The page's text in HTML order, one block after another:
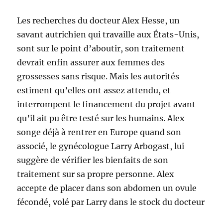
Les recherches du docteur Alex Hesse, un
savant autrichien qui travaille aux États-Unis,
sont sur le point d’aboutir, son traitement
devrait enfin assurer aux femmes des
grossesses sans risque. Mais les autorités
estiment qu’elles ont assez attendu, et
interrompent le financement du projet avant
qu’il ait pu être testé sur les humains. Alex
songe déjà à rentrer en Europe quand son
associé, le gynécologue Larry Arbogast, lui
suggère de vérifier les bienfaits de son
traitement sur sa propre personne. Alex
accepte de placer dans son abdomen un ovule
fécondé, volé par Larry dans le stock du docteur